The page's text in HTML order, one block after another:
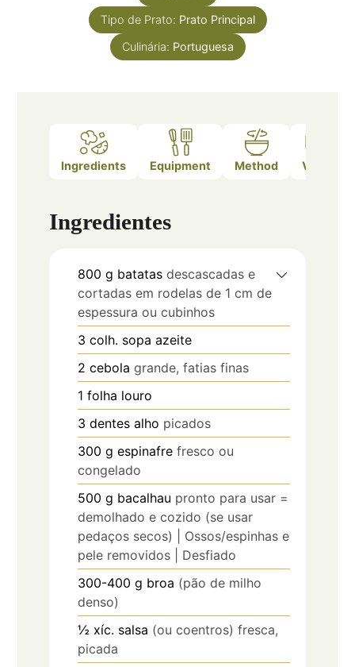
Tipo de Prato: Prato Principal
Culinária: Portuguesa
Ingredients Equipment Method Video
Ingredientes
800 g batatas descascadas e
cortadas em rodelas de 1 cm de
espessura ou cubinhos
3 colh. sopa azeite
2 cebola grande, fatias finas
1 folha louro
3 dentes alho picados
300 g espinafre fresco ou
congelado
500 g bacalhau pronto para usar =
demolhado e cozido (se usar
pedaços secos) | Ossos/espinhas e
pele removidos | Desfiado
300-400 g broa (pão de milho
denso)
½ xíc. salsa (ou coentros) fresca,
picada